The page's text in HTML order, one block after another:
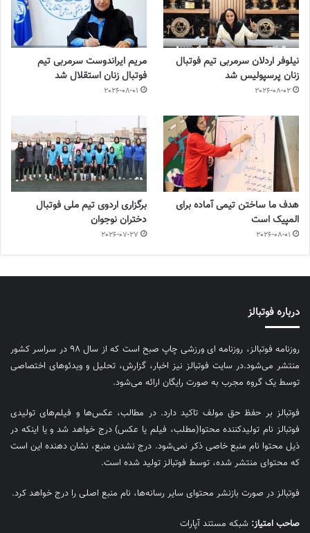
نیلوفر اردلان سرمربی تیم فوتبال
زنان پرسپولیس شد
2026-08-02
مریم ایراندوست سرمربی تیم
فوتبال زنان استقلال شد
2026-08-01
هدف ما ساختن تیمی آماده برای
المپیک است
2026-08-01
برگزاری اردوی تیم ملی فوتبال
دختران نوجوان
2026-07-27
درباره فوتبالز
روزنامه فوتبالز، روزنامه ای ورزشی چاپ صبح است که از سال ۹۸ در سراسر کشور
منتشر می‌شود.در سایت فوتبالز نیز اخبار، گزارش، تحلیل و ویدئوهای اختصاصی
توسط یک گروه مجرب به صورت رایگان ارائه می‌شود.
فوتبالز بر حفظ حق مولف تاکید دارد. در مطالب، عکس‌ها و فیلم‌های تولیدی
فوتبالز نام تولیدکننده محتوا(مطلب، فیلم یا عکس) درج خواهد شد و یا اینکه در
ذیل محتوا نام منبع خاصی ذکر نمی‌‎شود. درج نشدن منبع، نشان دهنده این است
که محتوای منتشر شده، توسط فوتبالز تولید شده است.
فوتبالز در صورت بازنشر محتوای سایر رسانه‌ها، نام منبع اصلی را درج خواهد کرد.
صاحب امتیاز: شبکه مستند آپارات